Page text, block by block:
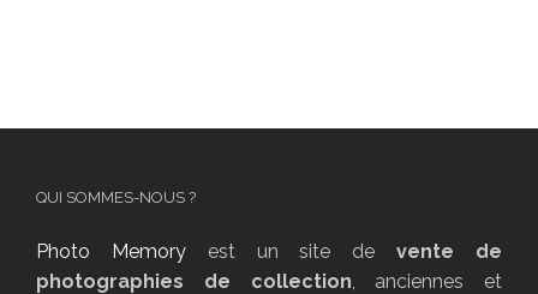
QUI SOMMES-NOUS ?
Photo Memoryest un site devente de
photographies de collection, anciennes et